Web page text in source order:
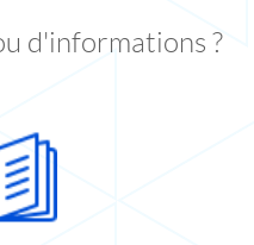
d'informations ?